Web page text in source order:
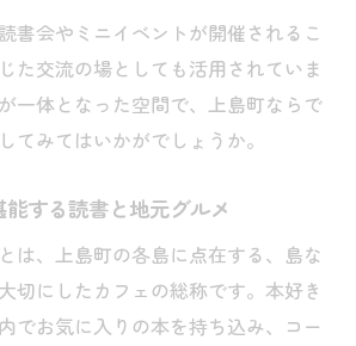
書会やミニイベントが開催されるこ
た交流の場としても活用されていま
一体となった空間で、上島町ならで
てみてはいかがでしょうか。
能する読書と地元グルメ
は、上島町の各島に点在する、島な
切にしたカフェの総称です。本好き
でお気に入りの本を持ち込み、コー